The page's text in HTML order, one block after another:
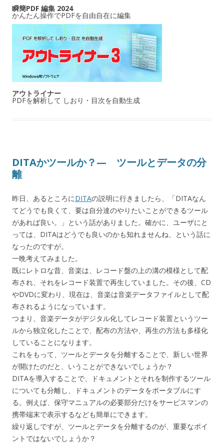
瞬簡PDF 編集 2024
かんたん操作でPDFを自由自在に編集
アウトライナー
PDFを解析して しおり・目次を自動生成
DITAかツールか？— ツールとデータの分
離
昨日、あるところにDITAの説明に行きましたら、「DITAなん
てどうでも良くて、要は自分達のやりたいことができるツール
があれば良い。」という話がありました。確かに、ユーザにと
っては、DITAはどうでも良いのかも知れませんね、という話に
なったのですが。
一晩考えてみました。
既にレトロな昔、音楽は、レコード盤の上の溝の模様として配
布され、それをレコード装置で再生していました。その後、CD
やDVDに変わり、現在は、音楽は音楽データファイルとして配
布されるようになっています。
つまり、音楽データがデジタル化してレコード装置というツー
ルから独立化したことで、配布の方法や、再生の方法も多様化
していることになります。
これをもって、ツールとデータを分離することで、新しい世界
が開けたのだと、いうことができないでしょうか？
DITAを導入することで、ドキュメントとそれを制作するツール
についても分離し、ドキュメントのデータをポータブルにす
る。例えば、保守マニュアルの必要部分だけをサービスマンの
携帯端末で表示するなども簡単にできます。
繰り返しですが、ツールとデータを分離するのが、重要なポイ
ントではないでしょうか？